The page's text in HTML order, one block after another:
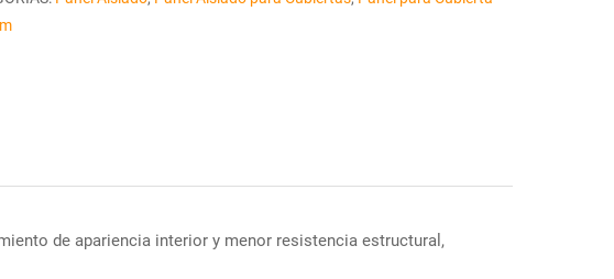
de apariencia interior y menor resistencia estructural,